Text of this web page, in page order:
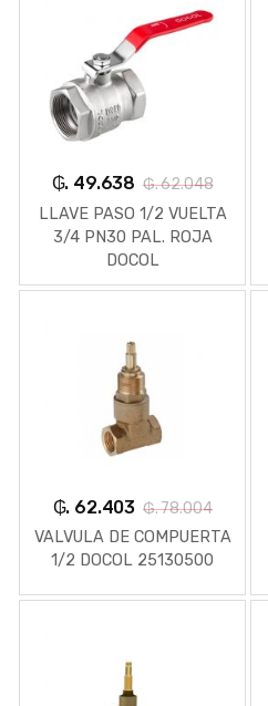
₲. 49.638 ₲. 62.048
LLAVE PASO 1/2 VUELTA
3/4 PN30 PAL. ROJA
DOCOL
₲. 62.403 ₲. 78.004
VALVULA DE COMPUERTA
1/2 DOCOL 25130500